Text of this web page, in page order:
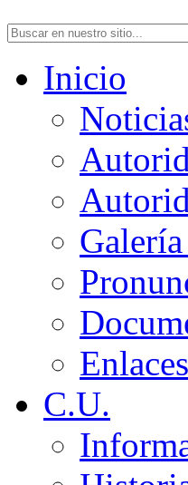
Inicio
C.U.